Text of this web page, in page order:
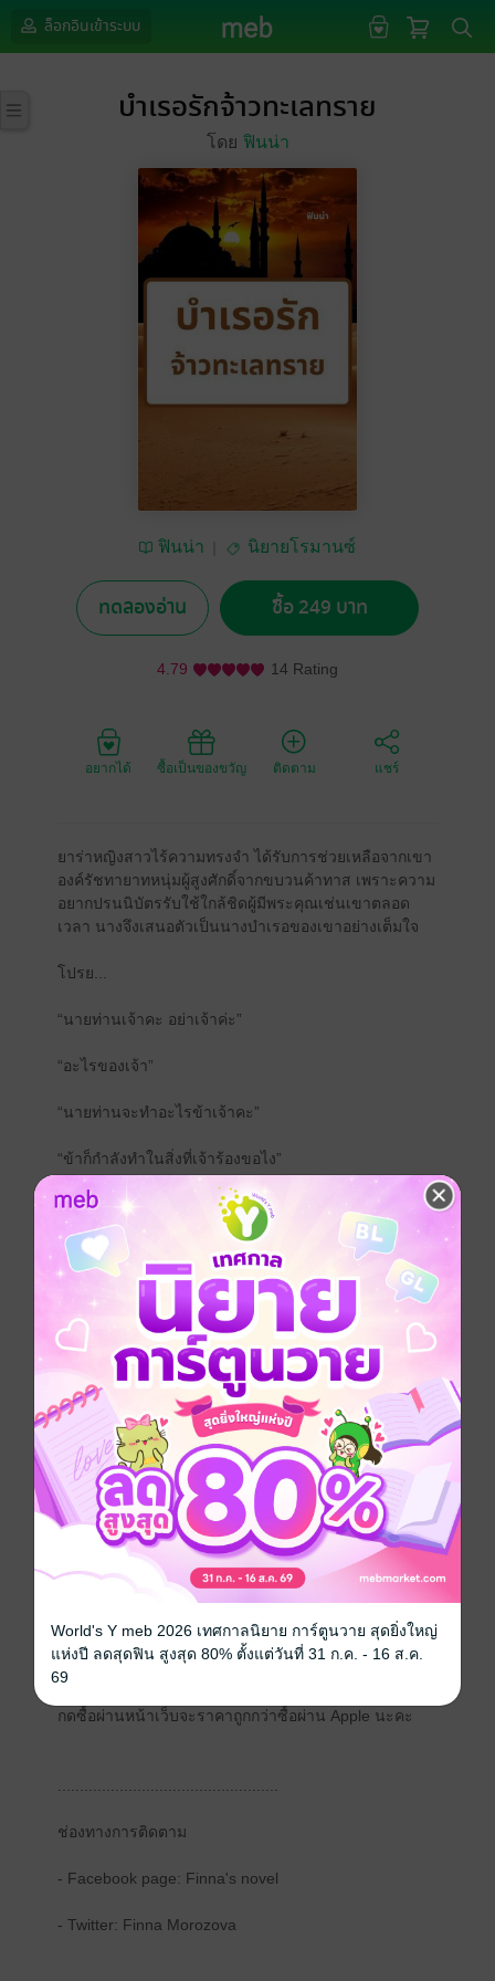
ล็อกอินเข้าระบบ
บำเรอรักจ้าวทะเลทราย
โดย ฟินน่า
ฟินน่า นิยายโรมานซ์
ทดลองอ่าน ซื้อ 249 บาท
4.79 14 Rating
อยากได้ ซื้อเป็นของขวัญ ติดตาม แชร์
ยาร่าหญิงสาวไร้ความทรงจำ ได้รับการช่วยเหลือจากเขา
องค์รัชทายาทหนุ่มผู้สูงศักดิ์จากขบวนค้าทาส เพราะความ
อยากปรนนิบัตรรับใช้ใกล้ชิดผู้มีพระคุณเช่นเขาตลอด
เวลา นางจึงเสนอตัวเป็นนางบำเรอของเขาอย่างเต็มใจ
โปรย...
“นายท่านเจ้าคะ อย่าเจ้าค่ะ”
“อะไรของเจ้า”
“นายท่านจะทำอะไรข้าเจ้าคะ”
“ข้าก็กำลังทำในสิ่งที่เจ้าร้องขอไง”
พูดชายหนุ่มก็โถมตัวทาบทับหญิงสาวลงไปกับที่นอนพร้อม
ทั้งใช้ฝ่ามือหนาแหวกชุดคลุมสีหวานแสนบางเบาจนแทบ
ไม่ปกปิดอะไรออกจากร่างเย้ายวน
“ข้าหรือเจ้าคะที่ร้องขอ” หญิงสาวถามออกไปหน้าแดงก่ำ
เมื่อเห็นว่านายท่านเอาแต่จ้องหน้าอกเปลือยเปล่าของนาง
ไม่ได้มองที่หน้าของนางเลยสักนิดระหว่างที่สนทนากัน
“ใช่ เป็นเจ้าเองที่ร้องขอจะมาปรนนิบัติข้าเช่นนี้”
“ไม่ใช่นะเจ้าคะ ข้าไม่ อ้า” หญิงสาวตอบได้ไม่เต็มเสียงนัก
เพราะอยู่ๆ นายท่านของนางก็ก้มหน้าลงไปใช้ริมฝีปากของ
เขาเข้าครอบครองดูดกลืนยอดทรวงสีชมพูระเรื่อของนาง
..................................................
*ไรท์เพิ่มตอนพิเศษให้ฟินๆ 2 ตอน (67 หน้า) เพื่อเป็นของ
ขวัญปีใหม่ให้กับรี้ดที่ติดตามและให้กำลังใจไรท์มาตลอด
นะคะ
..................................................
กดซื้อผ่านหน้าเว็บจะราคาถูกกว่าซื้อผ่าน Apple นะคะ
ช่องทางการติดตาม
- Facebook page: Finna's novel
- Twitter: Finna Morozova
World's Y meb 2026 เทศกาลนิยาย การ์ตูนวาย สุดยิ่งใหญ่
แห่งปี ลดสุดฟิน สูงสุด 80% ตั้งแต่วันที่ 31 ก.ค. - 16 ส.ค.
69